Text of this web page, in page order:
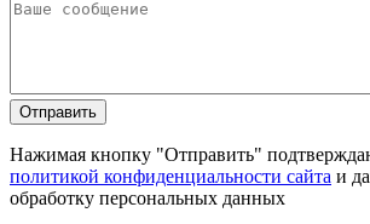
Нажимая кнопку "Отправить"
политикой конфиденциальности сайта и
обработку персональных данных